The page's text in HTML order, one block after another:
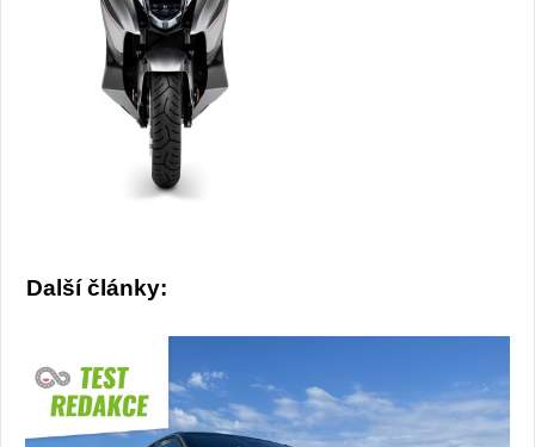
Další články: